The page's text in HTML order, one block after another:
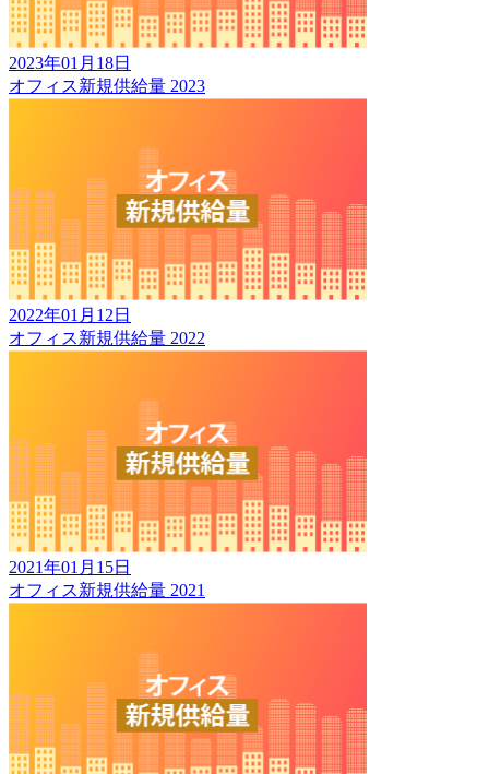
2023年01月18日
オフィス新規供給量 2023
2022年01月12日
オフィス新規供給量 2022
2021年01月15日
オフィス新規供給量 2021